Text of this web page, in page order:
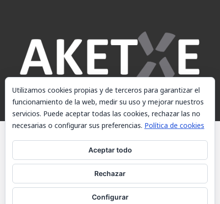
© AKETXE Consulting, S.L. - Este sitio web utiliza cookies, consulte
nuestra Política de cookies.
Política de cookies
Contacto
Utilizamos cookies propias y de terceros para garantizar el
funcionamiento de la web, medir su uso y mejorar nuestros
servicios. Puede aceptar todas las cookies, rechazar las no
necesarias o configurar sus preferencias. Política de cookies
Aceptar todo
Rechazar
Configurar